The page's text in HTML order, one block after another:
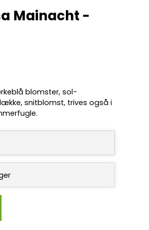
Mainacht -
blomster, sol-
snitblomst, trives også i